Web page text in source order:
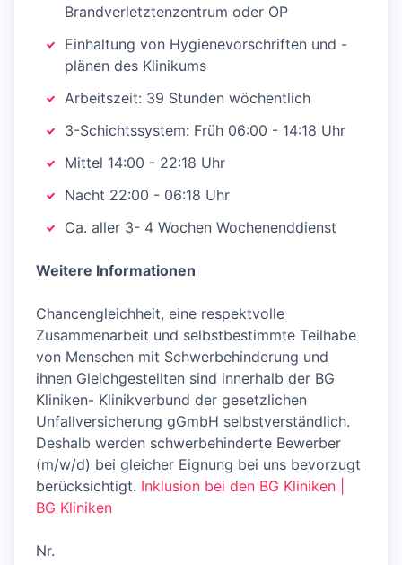
Brandverletztenzentrum oder OP
Einhaltung von Hygienevorschriften und -
plänen des Klinikums
Arbeitszeit: 39 Stunden wöchentlich
3-Schichtssystem: Früh 06:00 - 14:18 Uhr
Mittel 14:00 - 22:18 Uhr
Nacht 22:00 - 06:18 Uhr
Ca. aller 3- 4 Wochen Wochenenddienst
Weitere Informationen
Chancengleichheit, eine respektvolle
Zusammenarbeit und selbstbestimmte Teilhabe
von Menschen mit Schwerbehinderung und
ihnen Gleichgestellten sind innerhalb der BG
Kliniken- Klinikverbund der gesetzlichen
Unfallversicherung gGmbH selbstverständlich.
Deshalb werden schwerbehinderte Bewerber
(m/w/d) bei gleicher Eignung bei uns bevorzugt
berücksichtigt. Inklusion bei den BG Kliniken |
BG Kliniken
Nr.